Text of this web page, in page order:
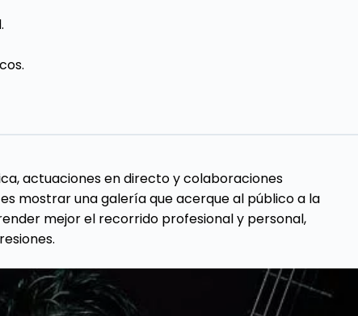
actuaciones en directo y colaboraciones
mostrar una galería que acerque al público a la
mejor el recorrido profesional y personal,